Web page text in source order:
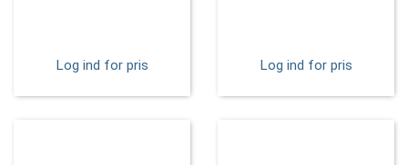
Log ind for pris Log ind for pris